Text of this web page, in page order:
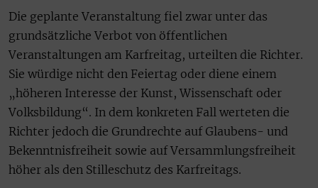
Die geplante Veranstaltung fiel zwar unter das
grundsätzliche Verbot von öffentlichen
Veranstaltungen am Karfreitag, urteilten die Richter.
Sie würdige nicht den Feiertag oder diene einem
„höheren Interesse der Kunst, Wissenschaft oder
Volksbildung“. In dem konkreten Fall werteten die
Richter jedoch die Grundrechte auf Glaubens- und
Bekenntnisfreiheit sowie auf Versammlungsfreiheit
höher als den Stilleschutz des Karfreitags.